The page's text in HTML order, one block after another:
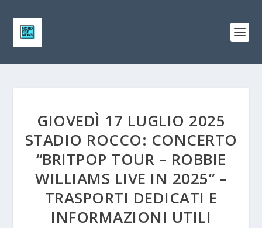
GIOVEDÌ 17 LUGLIO 2025
STADIO ROCCO: CONCERTO
“BRITPOP TOUR – ROBBIE
WILLIAMS LIVE IN 2025” –
TRASPORTI DEDICATI E
INFORMAZIONI UTILI